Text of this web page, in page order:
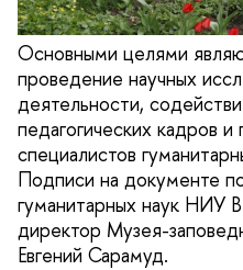
Основными целями
проведение научных
деятельности,
педагогических кадров
специалистов
Подписи на документе
гуманитарных наук
директор Музея-
Евгений Сарамуд.